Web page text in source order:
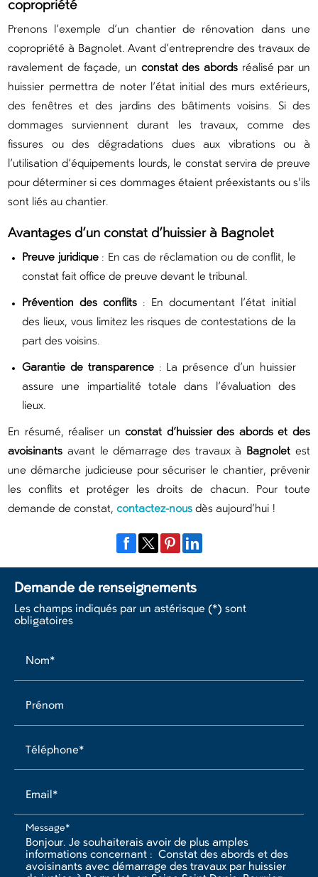
copropriété
Prenons l’exemple d’un chantier de rénovation dans une
copropriété à Bagnolet. Avant d’entreprendre des travaux de
ravalement de façade, un constat des abordsréalisé par un
huissier permettra de noter l’état initial des murs extérieurs,
des fenêtres et des jardins des bâtiments voisins. Si des
dommages surviennent durant les travaux, comme des
fissures ou des dégradations dues aux vibrations ou à
l’utilisation d’équipements lourds, le constat servira de preuve
pour déterminer si ces dommages étaient préexistants ou s'ils
sont liés au chantier.
Avantages d’un constat d’huissier à Bagnolet
Preuve juridique: En cas de réclamation ou de conflit, le
constat fait office de preuve devant le tribunal.
Prévention des conflits : En documentant l’état initial
des lieux, vous limitez les risques de contestations de la
part des voisins.
Garantie de transparence: La présence d’un huissier
assure une impartialité totale dans l’évaluation des
lieux.
En résumé, réaliser unconstat d’huissier des abords et des
avoisinants avant le démarrage des travaux à Bagnolet est
une démarche judicieuse pour sécuriser le chantier, prévenir
les conflits et protéger les droits de chacun. Pour toute
demande de constat,contactez-nousdès aujourd’hui !
Demande de renseignements
Les champs indiqués par un astérisque (*) sont
obligatoires
Nom*
Prénom
Téléphone*
Email*
Message*